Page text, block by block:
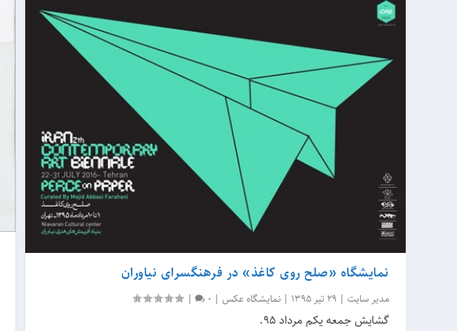
نمایشگاه «صلح روی کاغذ» در فرهنگسرای نیاوران
مدیر سایت |29 تیر 1395 |نمایشگاه عکس |
0
|
گشایش جمعه یکم مرداد ۹۵.